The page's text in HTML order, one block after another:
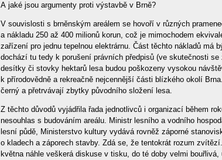
A jaké jsou argumenty proti výstavbě v Brně?
V souvislosti s brněnským areálem se hovoří v různých
a nákladu 250 až 400 milionů korun, což je mimochodem
zařízení pro jednu tepelnou elektrárnu. Část těchto nákladů má
dochází tu tedy k porušení právních předpisů (ve skutečnosti
desítky či stovky hektarů lesa budou poškozeny vysokou
k přírodovědně a rekreačně nejcennější části blízkého okolí
černý a přetrvávají zbytky původního složení lesa.
Z těchto důvodů vyjádřila řada jednotlivců i organizací během
nesouhlas s budováním areálu. Ministr lesního a vodního
lesní půdě, Ministerstvo kultury vydává rovněž záporné
o kladech a záporech stavby. Zdá se, že tentokrát rozum
května náhle veškerá diskuse v tisku, do té doby velmi